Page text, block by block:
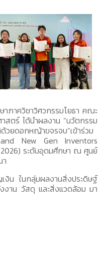
ภาควิชาวิศวกรรมโยธา คณะ
สตร์ ได้นำผลงาน “นวัตกรรม
วยดอกหญ้าขจรจบ”เข้าร่วม
New Gen Inventors
ระดับอุดมศึกษา ณ ศูนย์
า
งิน ในกลุ่มผลงานสิ่งประดิษฐ์
งาน วัสดุ และสิ่งแวดล้อม มา